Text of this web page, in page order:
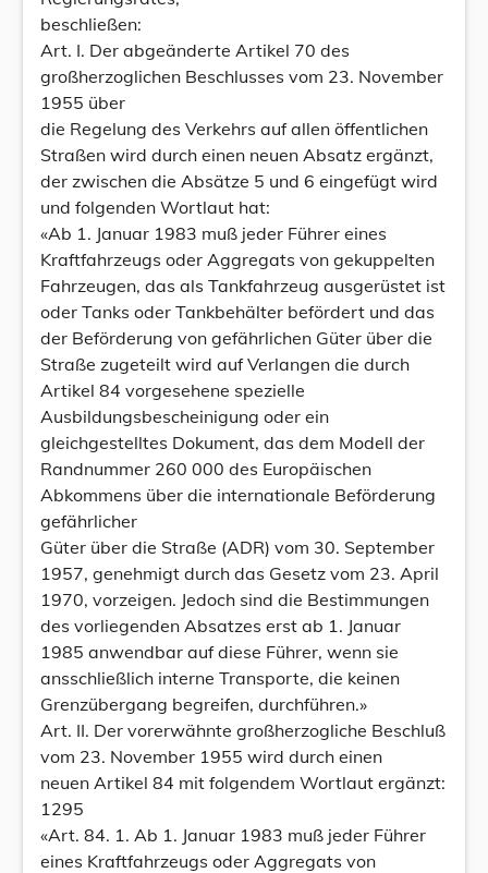
beschließen:
Art. I. Der abgeänderte Artikel 70 des
großherzoglichen Beschlusses vom 23. November
1955 über
die Regelung des Verkehrs auf allen öffentlichen
Straßen wird durch einen neuen Absatz ergänzt,
der zwischen die Absätze 5 und 6 eingefügt wird
und folgenden Wortlaut hat:
«Ab 1. Januar 1983 muß jeder Führer eines
Kraftfahrzeugs oder Aggregats von gekuppelten
Fahrzeugen, das als Tankfahrzeug ausgerüstet ist
oder Tanks oder Tankbehälter befördert und das
der Beförderung von gefährlichen Güter über die
Straße zugeteilt wird auf Verlangen die durch
Artikel 84 vorgesehene spezielle
Ausbildungsbescheinigung oder ein
gleichgestelltes Dokument, das dem Modell der
Randnummer 260 000 des Europäischen
Abkommens über die internationale Beförderung
gefährlicher
Güter über die Straße (ADR) vom 30. September
1957, genehmigt durch das Gesetz vom 23. April
1970, vorzeigen. Jedoch sind die Bestimmungen
des vorliegenden Absatzes erst ab 1. Januar
1985 anwendbar auf diese Führer, wenn sie
ansschließlich interne Transporte, die keinen
Grenzübergang begreifen, durchführen.»
Art. II. Der vorerwähnte großherzogliche Beschluß
vom 23. November 1955 wird durch einen
neuen Artikel 84 mit folgendem Wortlaut ergänzt:
1295
«Art. 84. 1. Ab 1. Januar 1983 muß jeder Führer
eines Kraftfahrzeugs oder Aggregats von